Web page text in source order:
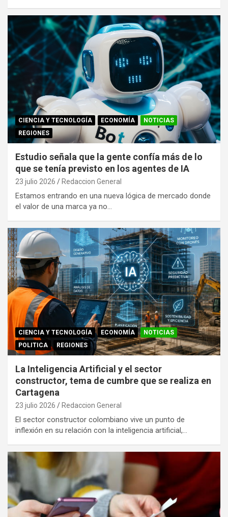
CIENCIA Y TECNOLOGÍA ECONOMÍA
NOTICIAS
REGIONES
Estudio señala que la gente confía más de lo
que se tenía previsto en los agentes de IA
23 julio 2026 Redaccion General
Estamos entrando en una nueva lógica de mercado donde
el valor de una marca ya no…
CIENCIA Y TECNOLOGÍA ECONOMÍA
NOTICIAS
POLITICA
REGIONES
La Inteligencia Artificial y el sector
constructor, tema de cumbre que se realiza en
Cartagena
23 julio 2026 Redaccion General
El sector constructor colombiano vive un punto de
inflexión en su relación con la inteligencia artificial,…